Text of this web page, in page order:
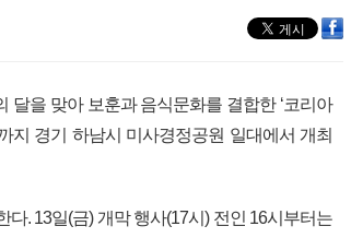
달을 맞아 보훈과 음식문화를 결합한 ‘코리아
지 경기 하남시 미사경정공원 일대에서 개최
. 13일(금) 개막 행사(17시) 전인 16시부터는